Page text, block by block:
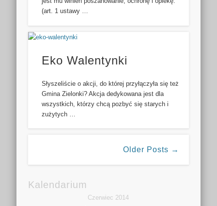
(art. 1 ustawy …
Eko Walentynki
Słyszeliście o akcji, do której przyłączyła się też
Gmina Zielonki? Akcja dedykowana jest dla
wszystkich, którzy chcą pozbyć się starych i
zużytych …
Older Posts →
Kalendarium
Czerwiec 2014